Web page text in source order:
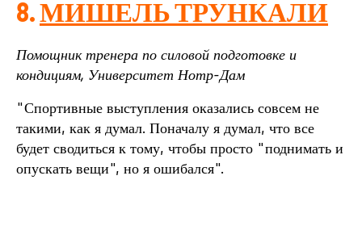
8.МИШЕЛЬ ТРУНКАЛИ
Помощник тренера по силовой подготовке и
кондициям, Университет Нотр-Дам
"Спортивные выступления оказались совсем не
такими, как я думал. Поначалу я думал, что все
будет сводиться к тому, чтобы просто "поднимать и
опускать вещи", но я ошибался".